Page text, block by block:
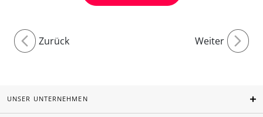
Zurück Weiter
UNSER UNTERNEHMEN